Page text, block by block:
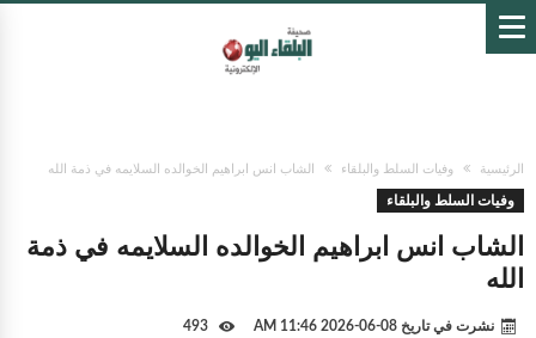
الرئيسية وفيات السلط والبلقاء الشاب انس ابراهيم الخوالده السلايمه في ذمة الله
وفيات السلط والبلقاء
الشاب انس ابراهيم الخوالده السلايمه في ذمة
الله
نشرت في تاريخ 08-06-2026 11:46 AM